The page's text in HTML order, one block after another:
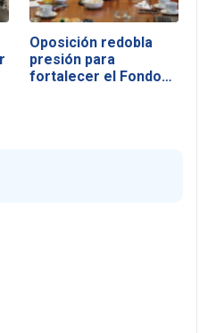
Oposición redobla
presión para
fortalecer el Fondo…